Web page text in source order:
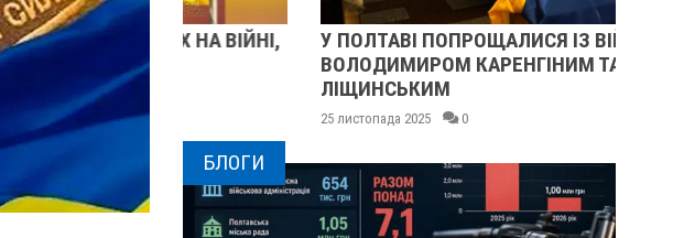
НА ВІЙНІ,
У ПОЛТАВІ ПОПРОЩАЛИСЯ ІЗ ВІЙСЬКОВИМИ
ВОЛОДИМИРОМ КАРЕНГІНИМ ТА ОЛЕГОМ
0
БЛОГИ